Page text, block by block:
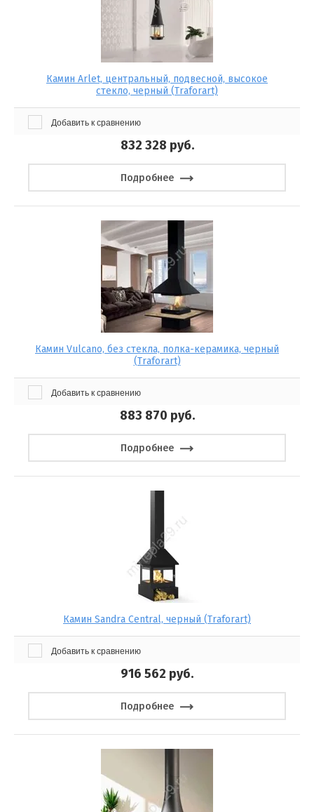
Камин Arlet, центральный, подвесной, высокое
стекло, черный (Traforart)
Добавить к сравнению
832 328 руб.
Подробнее
Камин Vulcano, без стекла, полка-керамика, черный
(Traforart)
Добавить к сравнению
883 870 руб.
Подробнее
Камин Sandra Central, черный (Traforart)
Добавить к сравнению
916 562 руб.
Подробнее